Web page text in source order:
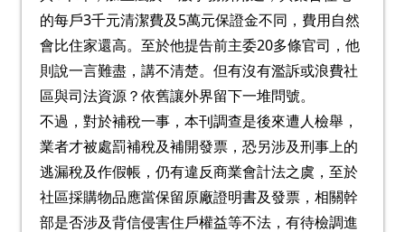
的每戶3千元清潔費及5萬元保證金不同，費用自然
會比住家還高。至於他提告前主委20多條官司，他
則說一言難盡，講不清楚。但有沒有濫訴或浪費社
區與司法資源？依舊讓外界留下一堆問號。
不過，對於補稅一事，本刊調查是後來遭人檢舉，
業者才被處罰補稅及補開發票，恐另涉及刑事上的
逃漏稅及作假帳，仍有違反商業會計法之虞，至於
社區採購物品應當保留原廠證明書及發票，相關幹
部是否涉及背信侵害住戶權益等不法，有待檢調進